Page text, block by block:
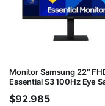
Monitor Samsung 22″
Essential S3 100Hz Eye
$92.985